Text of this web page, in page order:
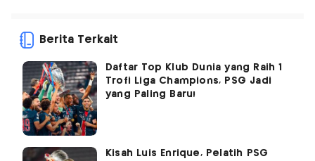
Berita Terkait
Daftar Top Klub Dunia yang Raih 1
Trofi Liga Champions, PSG Jadi
yang Paling Baru!
Kisah Luis Enrique, Pelatih PSG